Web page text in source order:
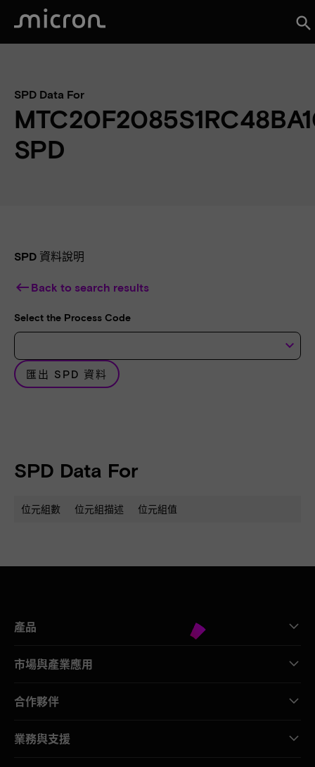
search
SPD Data For
SPD
SPD 資料說明
keyboard_backspace Back to search results
Select the Process Code
keyboard_arrow_down
匯出 SPD 資料
SPD Data For
位元組數 位元組描述 位元組值
產品
市場與產業應用
合作夥伴
業務與支援